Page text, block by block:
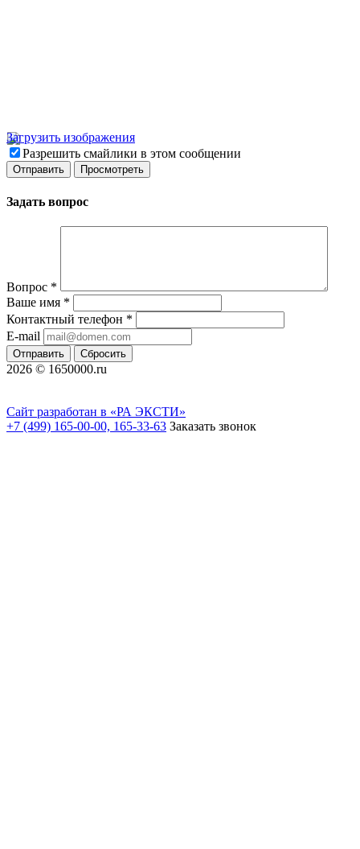
Загрузить изображения
Разрешить смайлики в этом сообщении
Задать вопрос
Вопрос *
Ваше имя *
Контактный телефон *
E-mail
Отправить Сбросить
2026 © 1650000.ru
Сайт разработан в «РА ЭКСТИ»
+7 (499) 165-00-00, 165-33-63 Заказать звонок